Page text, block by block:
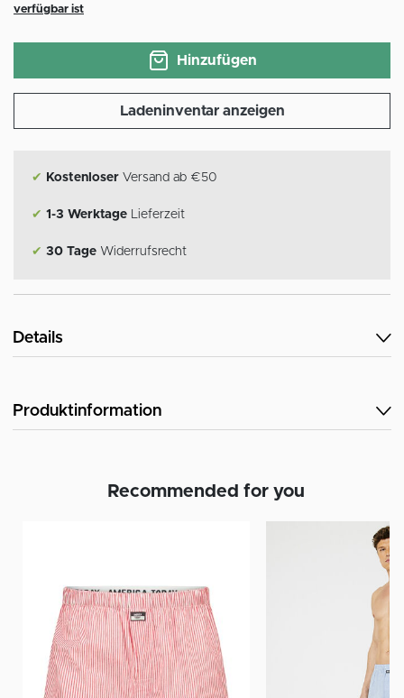
verfügbar ist
Hinzufügen
Ladeninventar anzeigen
✔ Kostenloser Versand ab €50
✔ 1-3 Werktage Lieferzeit
✔ 30 Tage Widerrufsrecht
Details
Produktinformation
Recommended for you